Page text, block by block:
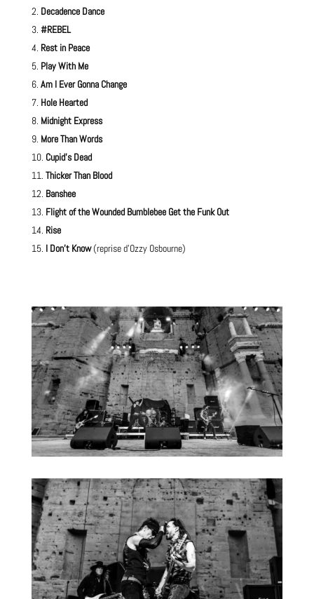
Decadence Dance
#REBEL
Rest in Peace
Play With Me
Am I Ever Gonna Change
Hole Hearted
Midnight Express
More Than Words
Cupid’s Dead
Thicker Than Blood
Banshee
Flight of the Wounded Bumblebee Get the Funk Out
Rise
I Don’t Know(reprise d’Ozzy Osbourne)